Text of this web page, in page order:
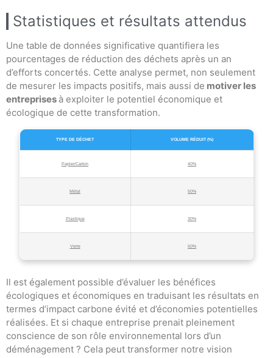
Statistiques et résultats attendus
Une table de données significative quantifiera les
pourcentages de réduction des déchets après un an
d’efforts concertés. Cette analyse permet, non seulement
de mesurer les impacts positifs, mais aussi de motiver les
entreprises à exploiter le potentiel économique et
écologique de cette transformation.
TYPE DE DÉCHET VOLUME RÉDUIT (%)
Papier/Carton 40%
Métal 50%
Plastique 30%
Verre 60%
Il est également possible d’évaluer les bénéfices
écologiques et économiques en traduisant les résultats en
termes d’impact carbone évité et d’économies potentielles
réalisées. Et si chaque entreprise prenait pleinement
conscience de son rôle environnemental lors d’un
déménagement ? Cela peut transformer notre vision